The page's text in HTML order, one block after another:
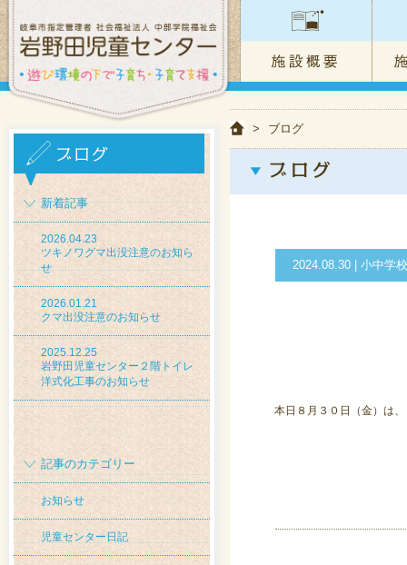
新着記事
2026.04.23
ツキノワグマ出没注意のお知ら
せ
2026.01.21
クマ出没注意のお知らせ
2025.12.25
岩野田児童センター２階トイレ
洋式化工事のお知らせ
記事のカテゴリー
お知らせ
児童センター日記
> ブログ
2024.08.30 | 小中学
本日８月３０日（金）は